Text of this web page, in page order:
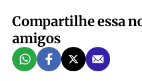
Compartilhe essa
amigos